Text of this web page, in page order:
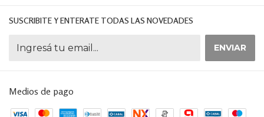
SUSCRIBITE Y ENTERATE TODAS LAS NOVEDADES
Medios de pago